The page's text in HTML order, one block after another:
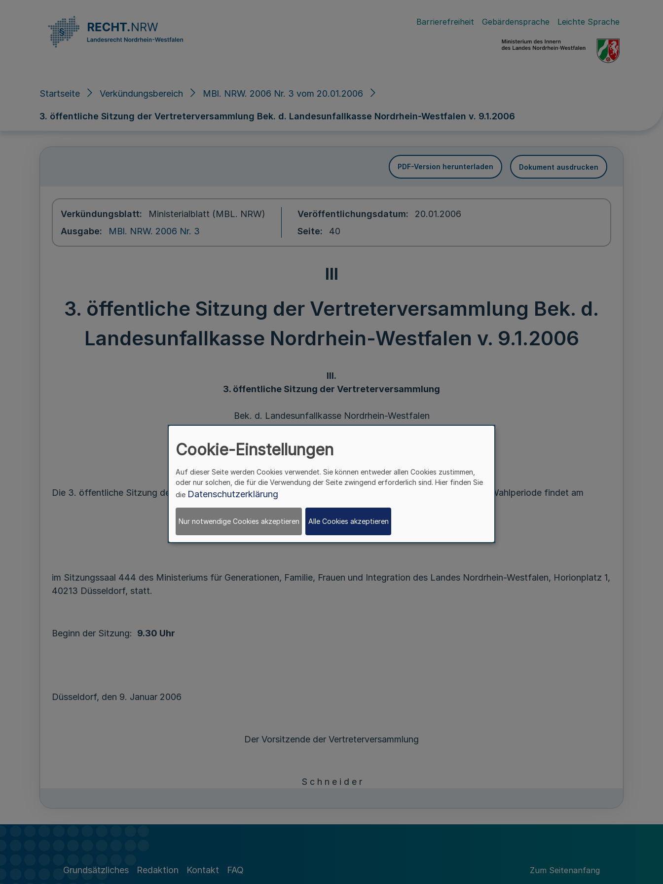
Barrierefreiheit Gebärdensprache Leichte Sprache
Startseite Verkündungsbereich MBl. NRW. 2006 Nr. 3 vom 20.01.2006
3. öffentliche Sitzung der Vertreterversammlung Bek. d. Landesunfallkasse Nordrhein-Westfalen v. 9.1.2006
PDF-Version herunterladen Dokument ausdrucken
Verkündungsblatt
Ministerialblatt (MBL. NRW)
Ausgabe
MBl. NRW. 2006 Nr. 3
Veröffentlichungsdatum
20.01.2006
Seite
40
III
3. öffentliche Sitzung der Vertreterversammlung Bek. d.
Landesunfallkasse Nordrhein-Westfalen v. 9.1.2006
III.
3. öffentliche Sitzung der Vertreterversammlung
Bek. d. Landesunfallkasse Nordrhein-Westfalen
v. 9.1.2006
Die 3. öffentliche Sitzung der Vertreterversammlung der Landesunfallkasse Nordrhein-Westfalen in der 10. Wahlperiode findet am
Freitag, den 31. März 2006
im Sitzungssaal 444 des Ministeriums für Generationen, Familie, Frauen und Integration des Landes Nordrhein-Westfalen, Horionplatz 1,
40213 Düsseldorf, statt.
Beginn der Sitzung: 9.30 Uhr
Düsseldorf, den 9. Januar 2006
Der Vorsitzende der Vertreterversammlung
S c h n e i d e r
-MBl. NRW. 2006 S. 40
Grundsätzliches Redaktion Kontakt FAQ Zum Seitenanfang
Cookie-Einstellungen
Auf dieser Seite werden Cookies verwendet. Sie können entweder allen Cookies zustimmen,
oder nur solchen, die für die Verwendung der Seite zwingend erforderlich sind. Hier finden Sie
die Datenschutzerklärung
Nur notwendige Cookies akzeptieren Alle Cookies akzeptieren